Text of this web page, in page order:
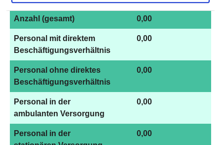
Anzahl (gesamt) 0,00
Personal mit direktem
Beschäftigungsverhältnis
0,00
Personal ohne direktes
Beschäftigungsverhältnis
0,00
Personal in der
ambulanten Versorgung
0,00
Personal in der
0,00